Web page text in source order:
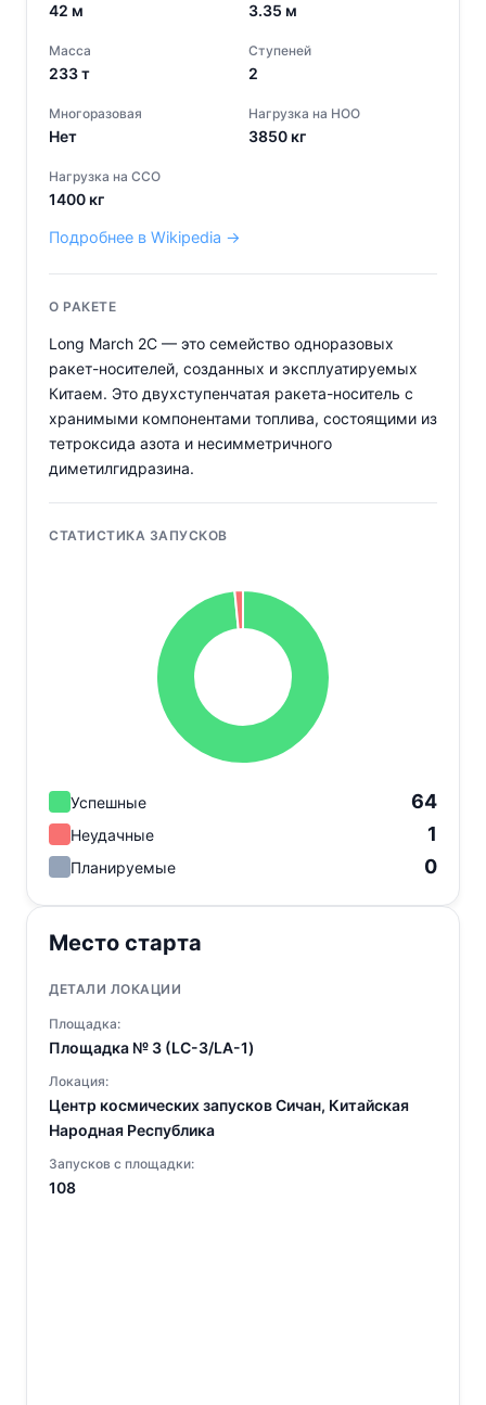
42 м 3.35 м
Масса
233т
Ступеней
2
Многоразовая
Нет
Нагрузка на НОО
3850 кг
Нагрузка на ССО
1400 кг
Подробнее в Wikipedia →
О РАКЕТЕ
Long March 2C — это семейство одноразовых
ракет-носителей, созданных и эксплуатируемых
Китаем. Это двухступенчатая ракета-носитель с
хранимыми компонентами топлива, состоящими из
тетроксида азота и несимметричного
диметилгидразина.
СТАТИСТИКА ЗАПУСКОВ
Успешные 64
Неудачные 1
Планируемые 0
Место старта
ДЕТАЛИ ЛОКАЦИИ
Площадка:
Площадка № 3 (LC-3/LA-1)
Локация:
Центр космических запусков Сичан, Китайская
Народная Республика
Запусков с площадки:
108